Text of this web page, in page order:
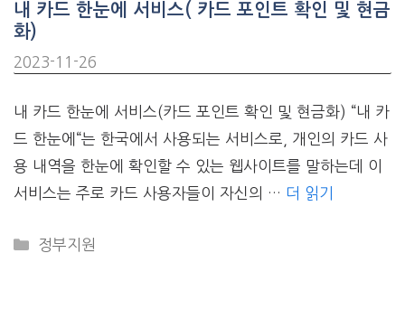
내 카드 한눈에 서비스( 카드 포인트 확인 및 현금
화)
2023-11-26
내 카드 한눈에 서비스(카드 포인트 확인 및 현금화) “내 카
드 한눈에“는 한국에서 사용되는 서비스로, 개인의 카드 사
용 내역을 한눈에 확인할 수 있는 웹사이트를 말하는데 이
서비스는 주로 카드 사용자들이 자신의 … 더 읽기
CATEGORIES
정부지원